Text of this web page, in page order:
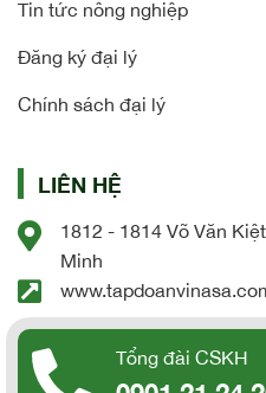
Tin tức nông nghiệp
Đăng ký đại lý
Chính sách đại lý
LIÊN HỆ
1812 - 1814 Võ Văn
Minh
Tổng đài CSKH